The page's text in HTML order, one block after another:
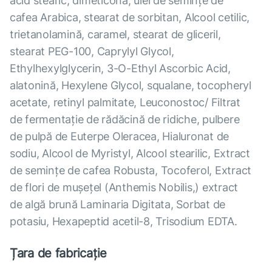
cafea Arabica, stearat de sorbitan, Alcool cetilic,
trietanolamină, caramel, stearat de gliceril,
stearat PEG-100, Caprylyl Glycol,
Ethylhexylglycerin, 3-O-Ethyl Ascorbic Acid,
alatonină, Hexylene Glycol, squalane, tocopheryl
acetate, retinyl palmitate, Leuconostoc/ Filtrat
de fermentație de rădăcină de ridiche, pulbere
de pulpă de Euterpe Oleracea, Hialuronat de
sodiu, Alcool de Myristyl, Alcool stearilic, Extract
de semințe de cafea Robusta, Tocoferol, Extract
de flori de mușețel (Anthemis Nobilis,) extract
de algă brună Laminaria Digitata, Sorbat de
potasiu, Hexapeptid acetil-8, Trisodium EDTA.
Țara de fabricație